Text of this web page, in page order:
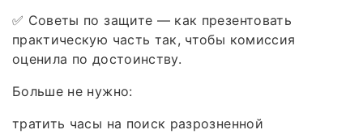
✅ Советы по защите — как презентовать
практическую часть так, чтобы комиссия
оценила по достоинству.
Больше не нужно:
тратить часы на поиск разрозненной